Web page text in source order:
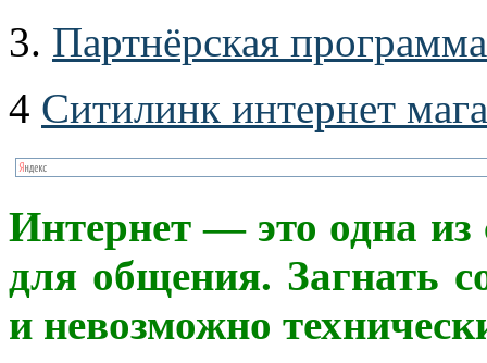
3. Партнёрская
4 Ситилинк интернет
Интернет — это одна
для общения. Загнать
и невозможно